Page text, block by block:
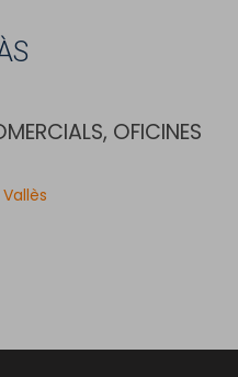
OFICINES